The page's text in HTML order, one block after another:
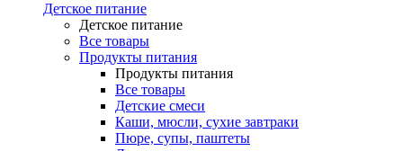
Детское питание
Детское питание
Все товары
Продукты питания
Продукты питания
Все товары
Детские смеси
Каши, мюсли, сухие завтраки
Пюре, супы, паштеты